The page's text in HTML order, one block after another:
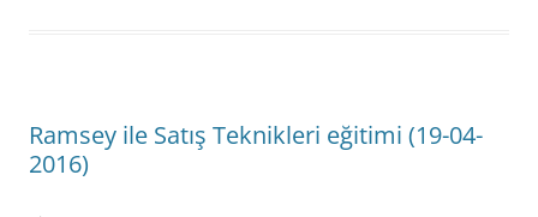
Ramsey ile Satış Teknikleri eğitimi (19-04-
2016)